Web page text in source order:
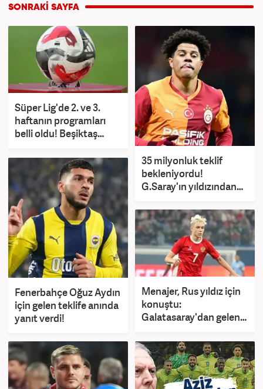
Süper Lig'de 2. ve 3.
haftanın programları
belli oldu! Beşiktaş
35 milyonluk teklif
bekleniyordu!
G.Saray'ın yıldızından
Fenerbahçe Oğuz Aydın
için gelen teklife anında
yanıt verdi!
Menajer, Rus yıldız için
konuştu:
Galatasaray'dan gelen